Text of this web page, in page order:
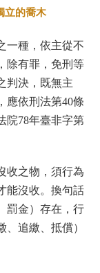
立的喬木
一種，依主從不
除有罪，免刑等
判決，既無主
應依刑法第40條
院78年臺非字第
收之物，須行為
能沒收。換句話
罰金）存在，行
追繳、抵償）